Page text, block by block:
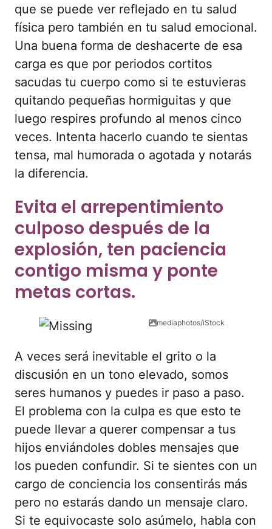
que se puede ver reflejado en tu salud
física pero también en tu salud emocional.
Una buena forma de deshacerte de esa
carga es que por periodos cortitos
sacudas tu cuerpo como si te estuvieras
quitando pequeñas hormiguitas y que
luego respires profundo al menos cinco
veces. Intenta hacerlo cuando te sientas
tensa, mal humorada o agotada y notarás
la diferencia.
Evita el arrepentimiento
culposo después de la
explosión, ten paciencia
contigo misma y ponte
metas cortas.
mediaphotos/iStock
A veces será inevitable el grito o la
discusión en un tono elevado, somos
seres humanos y puedes ir paso a paso.
El problema con la culpa es que esto te
puede llevar a querer compensar a tus
hijos enviándoles dobles mensajes que
los pueden confundir. Si te sientes con un
cargo de conciencia los consentirás más
pero no estarás dando un mensaje claro.
Si te equivocaste solo asúmelo, habla con